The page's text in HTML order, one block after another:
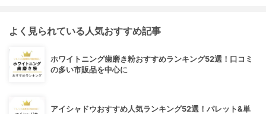
よく見られている人気おすすめ記事
ホワイトニング歯磨き粉おすすめランキング52選！口コミ
の多い市販品を中心に
アイシャドウおすすめ人気ランキング52選！パレット&単